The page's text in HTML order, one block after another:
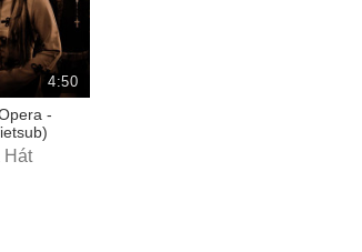
4:50
-
Hát